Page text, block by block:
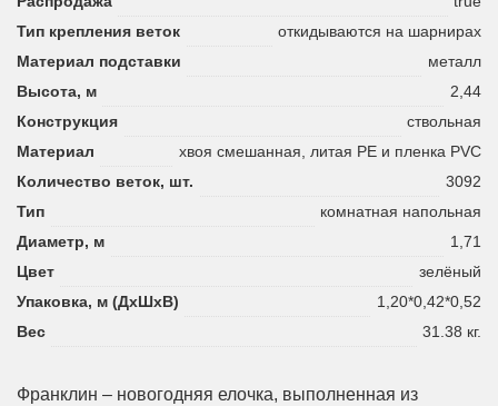
Тип крепления веток
откидываются на шарнирах
Материал подставки
металл
Высота, м
2,44
Конструкция
ствольная
Материал
хвоя смешанная, литая PE и пленка PVC
Количество веток, шт.
3092
Тип
комнатная напольная
Диаметр, м
1,71
Цвет
зелёный
Упаковка, м (ДхШхВ)
1,20*0,42*0,52
Вес
31.38 кг.
Франклин – новогодняя елочка, выполненная из